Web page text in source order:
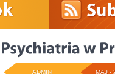
MAJ -
ADMIN